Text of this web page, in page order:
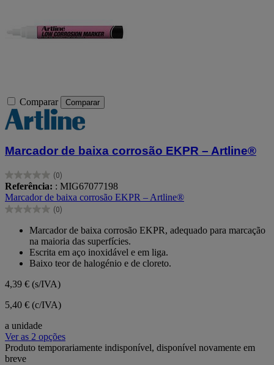
Comparar Comparar
Marcador de baixa corrosão EKPR – Artline®
(0)
0.0
em
5
estrelas.
Referência: : MIG67077198
Marcador de baixa corrosão EKPR – Artline®
(0)
0.0
estrelas.
Marcador de baixa corrosão EKPR, adequado para marcação
na maioria das superfícies.
Escrita em aço inoxidável e em liga.
Baixo teor de halogénio e de cloreto.
4,39 € (s/IVA)
5,40 € (c/IVA)
a unidade
Ver as 2 opções
Produto temporariamente indisponível, disponível novamente em
breve